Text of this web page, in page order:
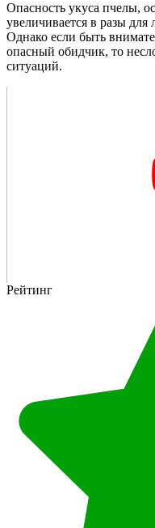
Опасность укуса пчелы,
увеличивается в разы
Однако если быть
опасный обидчик, то
ситуаций.
Рейтинг